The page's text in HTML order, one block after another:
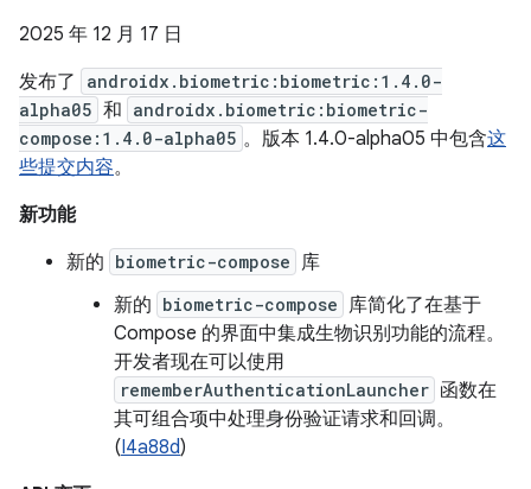
2025 年 12 月 17 日
发布了
androidx.biometric:biometric:1.4.0-
alpha05 和 androidx.biometric:biometric-
compose:1.4.0-alpha05 。版本 1.4.0-alpha05 中包含这
些提交内容。
新功能
新的 biometric-compose 库
新的 biometric-compose 库简化了在基于
Compose 的界面中集成生物识别功能的流程。
开发者现在可以使用
rememberAuthenticationLauncher 函数在
其可组合项中处理身份验证请求和回调。
(I4a88d)